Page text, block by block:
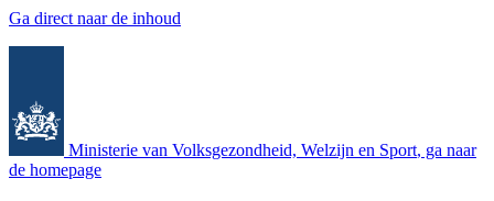
Ga direct naar de inhoud
Ministerie van Volksgezondheid, Welzijn en Sport, ga naar
de homepage